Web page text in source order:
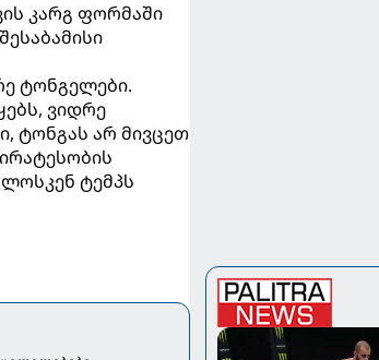
კარგ ფორმაში
ტონგელები.
ვიდრე
ტონგას არ მივცეთ
ტემპს